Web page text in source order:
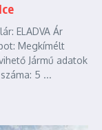
ELADVA Ár
Megkímélt
Jármű adatok
5 ...